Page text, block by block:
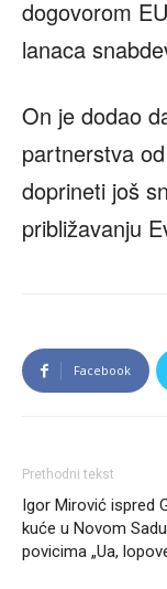
dogovorom
lanaca
On je dodao
partnerstva
doprineti još
približavanju
Facebook
Prethodni tekst
Igor Mirović ispred
kuće u Novom
povicima „Ua,